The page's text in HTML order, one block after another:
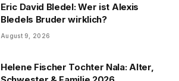
Eric David Bledel: Wer ist Alexis
Bledels Bruder wirklich?
August 9, 2026
Helene Fischer Tochter Nala: Alter,